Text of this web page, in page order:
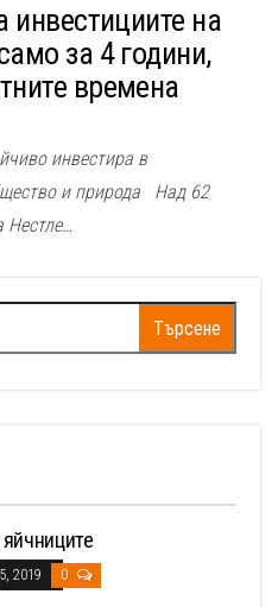
на
за 4 години,
времена
инвестира в
и природа Над 62
Нестле…
2019 0